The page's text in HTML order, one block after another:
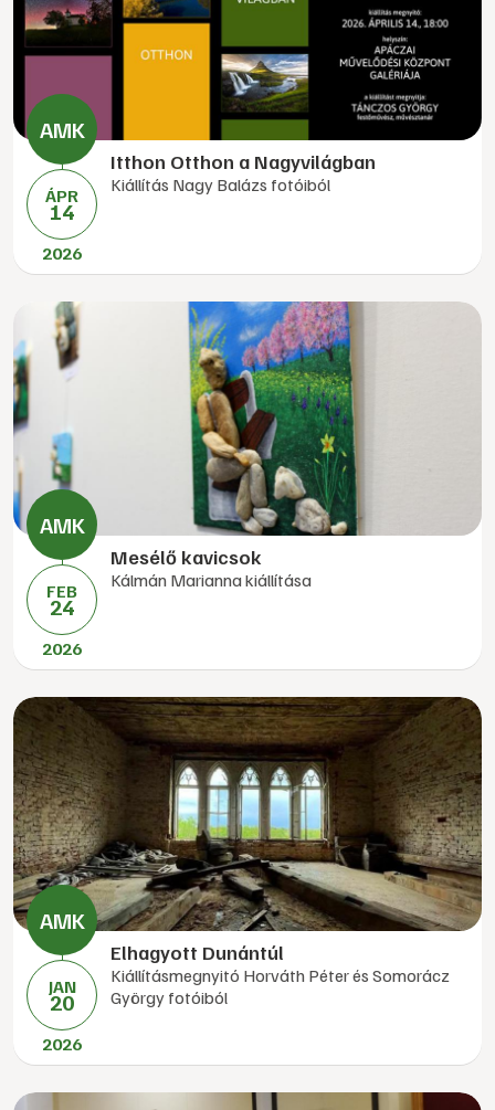
ÁPR
14
2026
Itthon Otthon a Nagyvilágban
Kiállítás Nagy Balázs fotóiból
FEB
24
2026
Mesélő kavicsok
Kálmán Marianna kiállítása
JAN
20
2026
Elhagyott Dunántúl
Kiállításmegnyitó Horváth Péter és Somorácz
György fotóiból